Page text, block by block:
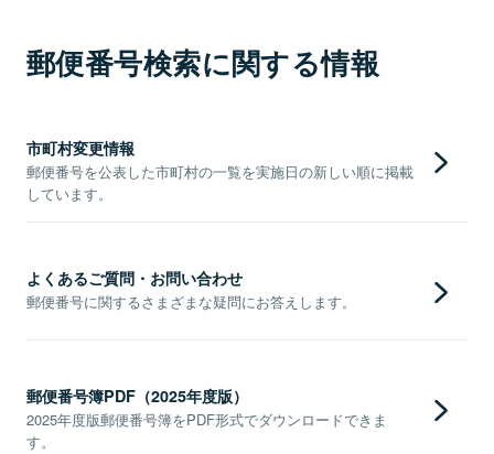
郵便番号検索に関する情報
市町村変更情報
郵便番号を公表した市町村の一覧を実施日の新しい順に掲載
しています。
よくあるご質問・お問い合わせ
郵便番号に関するさまざまな疑問にお答えします。
郵便番号簿PDF（2025年度版）
2025年度版郵便番号簿をPDF形式でダウンロードできま
す。